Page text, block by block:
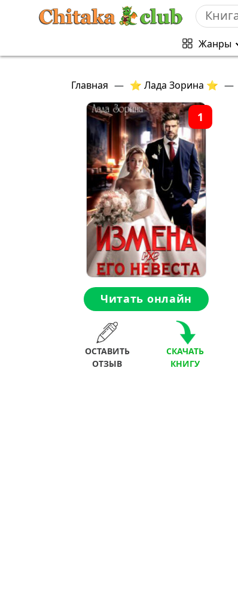
Жанры
Главная — ⭐ Лада Зорина ⭐ —
1
Читать онлайн
ОСТАВИТЬ
ОТЗЫВ
СКАЧАТЬ
КНИГУ